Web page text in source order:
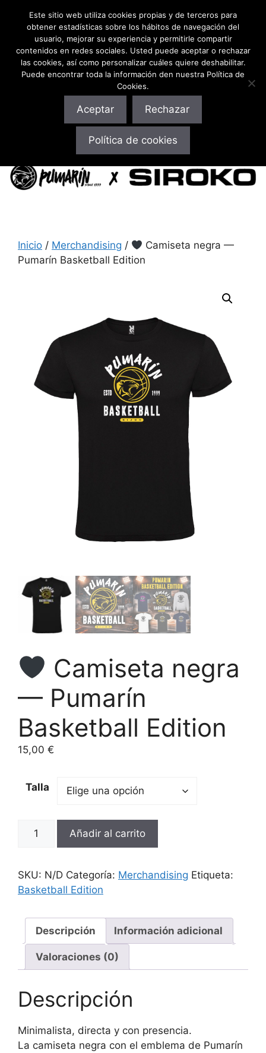
10% Descuento ¡en toda la web! Pulsa aquí o usa el
código: cbpumarin
Inicio / Merchandising /
Camiseta negra —
Pumarín Basketball Edition
Camiseta negra
— Pumarín
Basketball Edition
15,00 €
Talla
Añadir al carrito
SKU: N/D Categoría: Merchandising Etiqueta:
Basketball Edition
Descripción Información adicional
Valoraciones (0)
Descripción
Minimalista, directa y con presencia.
La camiseta negra con el emblema de Pumarín
Este sitio web utiliza cookies propias y de terceros para
obtener estadísticas sobre los hábitos de navegación del
usuario, mejorar su experiencia y permitirle compartir
contenidos en redes sociales. Usted puede aceptar o rechazar
las cookies, así como personalizar cuáles quiere deshabilitar.
Puede encontrar toda la información den nuestra Política de
Cookies.
Aceptar Rechazar
Política de cookies